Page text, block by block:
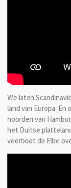
We laten
land van Europa.
noorden van
het Duitse
veerboot de Elbe